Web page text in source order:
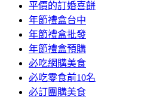
平價的訂婚喜餅
年節禮盒台中
年節禮盒批發
年節禮盒預購
必吃網購美食
必吃零食前10名
必訂團購美食